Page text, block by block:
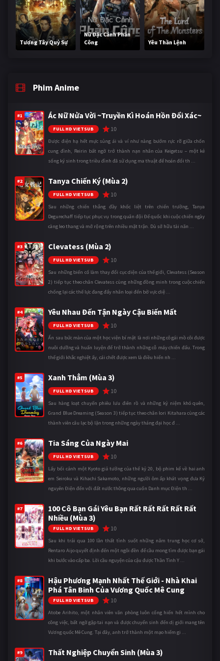
Tương Tây Quỷ Sự
Nữ Đặc Cảnh Phản
Công
Yêu Thần Lệnh
Phim Anime
#1 Ác Nữ Nửa Vời ~Truyền Kì Hoán Hồn Đổi Xác~
FULL HD VIETSUB 10
Được điện hạ hết mực sủng ái và ví như nàng bướm rực rỡ giữa chốn
cung đình, Reirin bất ngờ trở thành nạn nhân của Keigetsu – một kẻ
sống ký sinh trong triều đình đã sử dụng ma thuật để hoán đổi th ...
#2 Tanya Chiến Ký (Mùa 2)
FULL HD VIETSUB 10
Sau những chiến thắng đầy khốc liệt trên chiến trường, Tanya
Degurechaff tiếp tục phục vụ trong quân đội Đế quốc khi cuộc chiến ngày
càng leo thang và mở rộng trên nhiều mặt trận. Dù sở hữu tài năn ...
#3 Clevatess (Mùa 2)
FULL HD VIETSUB 10
Sau những biến cố làm thay đổi cục diện của thế giới, Clevatess (Season
2) tiếp tục theo chân Clevatess cùng những đồng minh trong cuộc chiến
chống lại các thế lực đang đẩy nhân loại đến bờ vực diệ ...
#4 Yêu Nhau Đến Tận Ngày Cậu Biến Mất
FULL HD VIETSUB 10
Ẩn sau bức màn của một học viện bí mật là nơi những cô gái mồ côi được
nuôi dưỡng và huấn luyện để trở thành những cỗ máy chiến đấu. Trong
thế giới khắc nghiệt ấy, cái chết được xem là điều hiển nh ...
#5 Xanh Thẳm (Mùa 3)
FULL HD VIETSUB 10
Sau hàng loạt chuyến phiêu lưu điên rồ và những kỷ niệm khó quên,
Grand Blue Dreaming (Season 3) tiếp tục theo chân Iori Kitahara cùng các
thành viên câu lạc bộ lặn trong những ngày tháng đại học đ ...
#6 Tia Sáng Của Ngày Mai
FULL HD VIETSUB 10
Lấy bối cảnh một Kyoto giả tưởng của thế kỷ 20, bộ phim kể về hai anh
em Seiroku và Kihachi Sakamoto, những người ôm ấp khát vọng đưa Kỷ
nguyên Điện đến với đất nước thông qua cuốn Danh mục Điện th ...
#7
100 Cô Bạn Gái Yêu Bạn Rất Rất Rất Rất Rất
Nhiều (Mùa 3)
FULL HD VIETSUB 10
Sau khi trải qua 100 lần thất tình suốt những năm trung học cơ sở,
Rentaro Aijo quyết định đến một ngôi đền để cầu mong tìm được bạn gái
khi bước vào cấp ba. Lời cầu nguyện của cậu được Thần Tình Y ...
#8
Hậu Phương Mạnh Nhất Thế Giới - Nhà Khai
Phá Tân Binh Của Vương Quốc Mê Cung
FULL HD VIETSUB 10
Atobe Arihito, một nhân viên văn phòng luôn cống hiến hết mình cho
công việc, bất ngờ gặp tai nạn và được chuyển sinh đến dị giới mang tên
Vương quốc Mê Cung. Tại đây, anh trở thành một mạo hiểm gi ...
#9 Thất Nghiệp Chuyển Sinh (Mùa 3)